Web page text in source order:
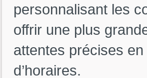
personnalisant les
offrir une plus
attentes précises
d’horaires.